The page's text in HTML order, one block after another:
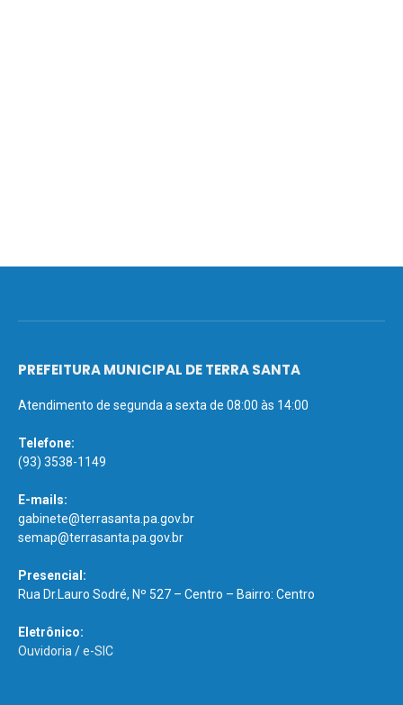
PREFEITURA MUNICIPAL DE TERRA SANTA
Atendimento de segunda a sexta de 08:00 às 14:00
Telefone:
(93) 3538-1149
E-mails:
gabinete@terrasanta.pa.gov.br
semap@terrasanta.pa.gov.br
Presencial:
Rua Dr.Lauro Sodré, Nº 527 – Centro – Bairro: Centro
Eletrônico:
Ouvidoria /e-SIC